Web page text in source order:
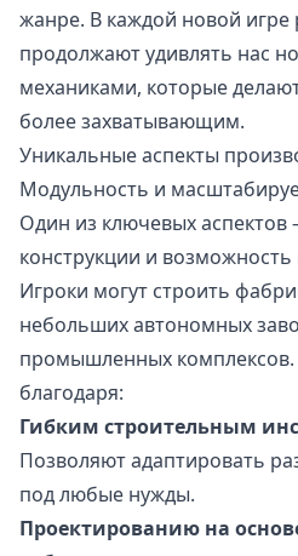
жанре. В каждой новой игре
продолжают удивлять нас
механиками, которые
более захватывающим.
Уникальные аспекты
Модульность и
Один из ключевых аспектов
конструкции и
Игроки могут строить
небольших автономных
промышленных комплексов.
благодаря:
Гибким строительным
Позволяют адаптировать
под любые нужды.
Проектированию на